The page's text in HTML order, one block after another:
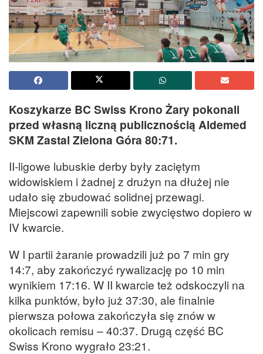
Koszykarze BC Swiss Krono Żary pokonali
przed własną liczną publicznością Aldemed
SKM Zastal Zielona Góra 80:71.
II-ligowe lubuskie derby były zaciętym
widowiskiem i żadnej z drużyn na dłużej nie
udało się zbudować solidnej przewagi.
Miejscowi zapewnili sobie zwycięstwo dopiero w
IV kwarcie.
W I partii żaranie prowadzili już po 7 min gry
14:7, aby zakończyć rywalizację po 10 min
wynikiem 17:16. W II kwarcie też odskoczyli na
kilka punktów, było już 37:30, ale finalnie
pierwsza połowa zakończyła się znów w
okolicach remisu – 40:37. Drugą część BC
Swiss Krono wygrało 23:21.